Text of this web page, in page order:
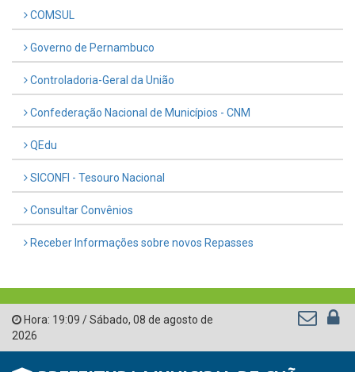
COMSUL
Governo de Pernambuco
Controladoria-Geral da União
Confederação Nacional de Municípios - CNM
QEdu
SICONFI - Tesouro Nacional
Consultar Convênios
Receber Informações sobre novos Repasses
Hora: 19:09 /Sábado, 08 de agosto de
2026